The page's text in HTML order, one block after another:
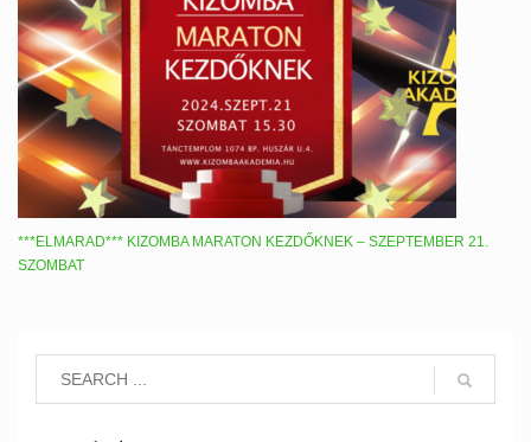
***ELMARAD*** KIZOMBA MARATON KEZDŐKNEK – SZEPTEMBER 21.
SZOMBAT